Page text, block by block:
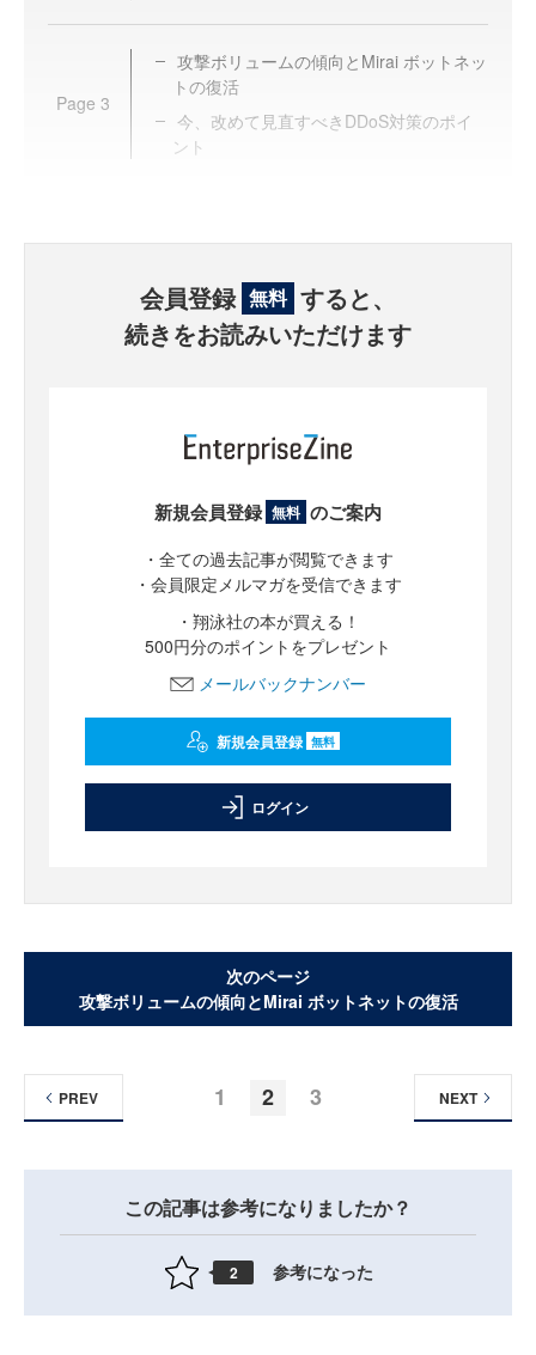
Page 3
攻撃ボリュームの傾向とMirai ボットネッ
トの復活
今、改めて見直すべきDDoS対策のポイ
ント
会員登録 無料 すると、
続きをお読みいただけます
新規会員登録 無料 のご案内
・全ての過去記事が閲覧できます
・会員限定メルマガを受信できます
・翔泳社の本が買える！
500円分のポイントをプレゼント
メールバックナンバー
新規会員登録 無料
ログイン
次のページ
攻撃ボリュームの傾向とMirai ボットネットの復活
1 2 3
PREV NEXT
この記事は参考になりましたか？
2 参考になった